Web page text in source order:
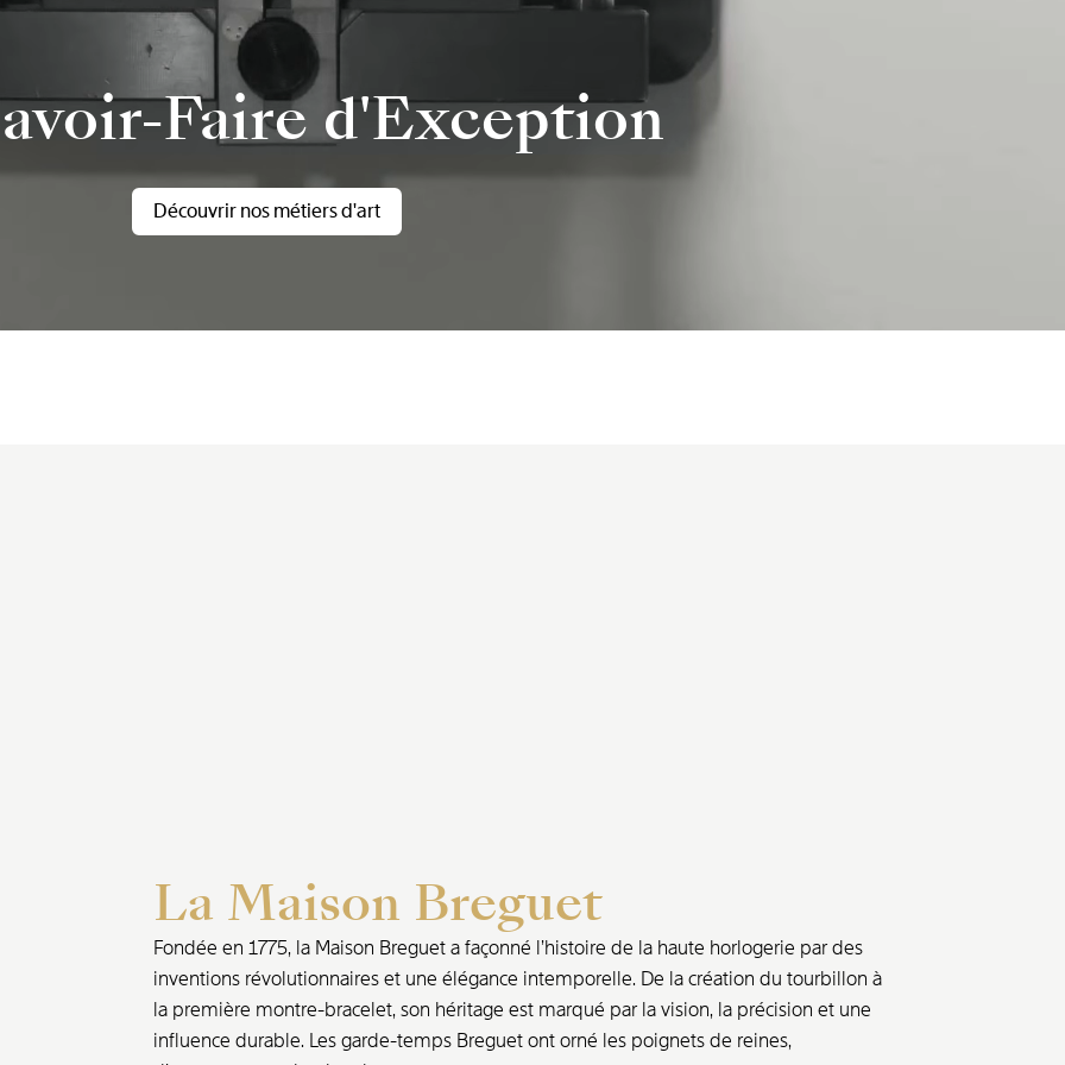
Faire d'Exception
Découvrir nos métiers d'art
La Maison Breguet
Fondée en 1775, la Maison Breguet a façonné l’histoire de la haute horlogerie par des
inventions révolutionnaires et une élégance intemporelle. De la création du tourbillon à
la première montre-bracelet, son héritage est marqué par la vision, la précision et une
influence durable. Les garde-temps Breguet ont orné les poignets de reines,